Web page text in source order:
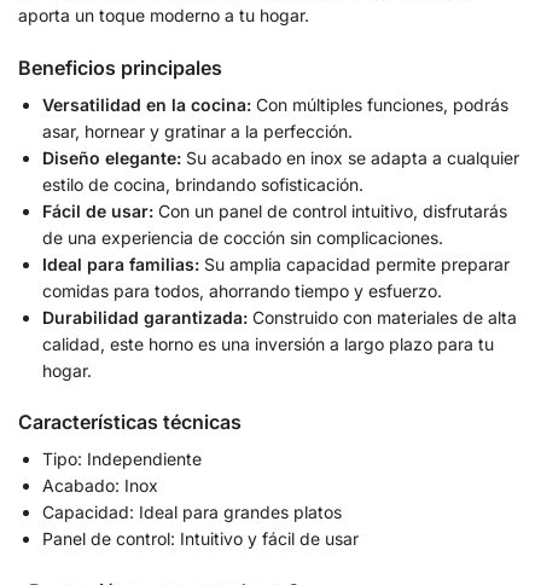
aporta un toque moderno a tu hogar.
Beneficios principales
Versatilidad en la cocina: Con múltiples funciones, podrás
asar, hornear y gratinar a la perfección.
Diseño elegante: Su acabado en inox se adapta a cualquier
estilo de cocina, brindando sofisticación.
Fácil de usar: Con un panel de control intuitivo, disfrutarás
de una experiencia de cocción sin complicaciones.
Ideal para familias: Su amplia capacidad permite preparar
comidas para todos, ahorrando tiempo y esfuerzo.
Durabilidad garantizada: Construido con materiales de alta
calidad, este horno es una inversión a largo plazo para tu
hogar.
Características técnicas
Tipo: Independiente
Acabado: Inox
Capacidad: Ideal para grandes platos
Panel de control: Intuitivo y fácil de usar